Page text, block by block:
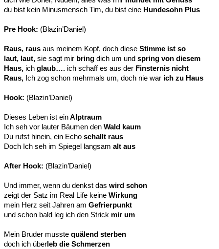
du bist kein Minusmensch Tim, du bist eine Hundesohn Plus
Pre Hook: (Blazin’Daniel)
Raus, raus aus meinem Kopf, doch diese Stimme ist so
laut, laut, sie sagt mir bring dich um und spring von diesem
Haus, ich glaub…. ich schaff es aus der Finsternis nicht
Raus, Ich zog schon mehrmals um, doch nie war ich zu Haus
Hook: (Blazin’Daniel)
Dieses Leben ist einAlptraum
Ich seh vor lauter Bäumen den Wald kaum
Du rufst hinein, ein Echo schallt raus
Doch Ich seh im Spiegel langsam alt aus
After Hook: (Blazin’Daniel)
Und immer, wenn du denkst das wird schon
zeigt der Satz im Real Life keine Wirkung
mein Herz seit Jahren am Gefrierpunkt
und schon bald leg ich den Strick mir um
Mein Bruder musste quälend sterben
doch ich über leb die Schmerzen